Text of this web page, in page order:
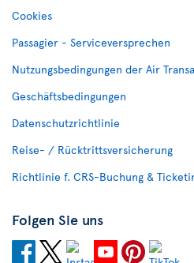
Cookies
Passagier - Serviceversprechen
Nutzungsbedingungen der Air
Geschäftsbedingungen
Datenschutzrichtlinie
Reise- / Rücktrittsversicherung
Richtlinie f. CRS-Buchung &
Folgen Sie uns